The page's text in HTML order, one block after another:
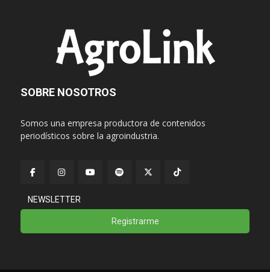
SOBRE NOSOTROS
Somos una empresa productora de contenidos
periodísticos sobre la agroindustria.
NEWSLETTER
Registrarme